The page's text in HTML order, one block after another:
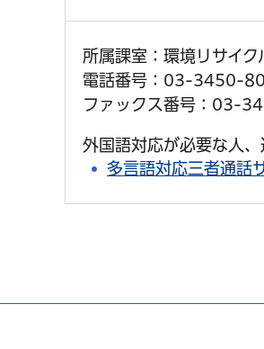
所属課室：環境リサイ
電話番号：03-3450-
ファックス番号：03-
外国語対応が必要な人、
多言語対応三者通話